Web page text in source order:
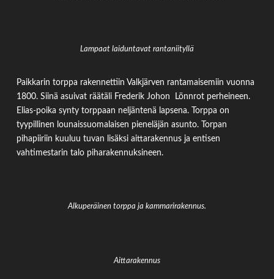
Lampaat laiduntavat rantaniityllä
Paikkarin torppa rakennettiin Valkjärven rantamaisemiin vuonna
1800. Siinä asuivat räätäli Frederik Johon Lönnrot perheineen.
Elias-poika synty torppaan neljäntenä lapsena. Torppa on
tyypillinen lounaissuomalaisen pieneläjän asunto. Torpan
pihapiiriin kuuluu tuvan lisäksi aittarakennus ja entisen
vahtimestarin talo piharakennuksineen.
Alkuperäinen torppa ja kammarirakennus.
Aittarakennus